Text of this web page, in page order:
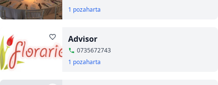
1 pozaharta
Advisor
0735672743
1 pozaharta